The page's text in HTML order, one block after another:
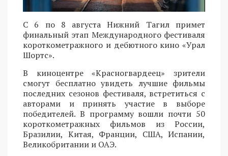
С 6 по 8 августа Нижний Тагил примет
финальный этап Международного фестиваля
короткометражного и дебютного кино «Урал
Шортс».
В киноцентре «Красногвардеец» зрители
смогут бесплатно увидеть лучшие фильмы
последних сезонов фестиваля, встретиться с
авторами и принять участие в выборе
победителей. В программу вошли почти 50
короткометражных фильмов из России,
Бразилии, Китая, Франции, США, Испании,
Великобритании и ОАЭ.